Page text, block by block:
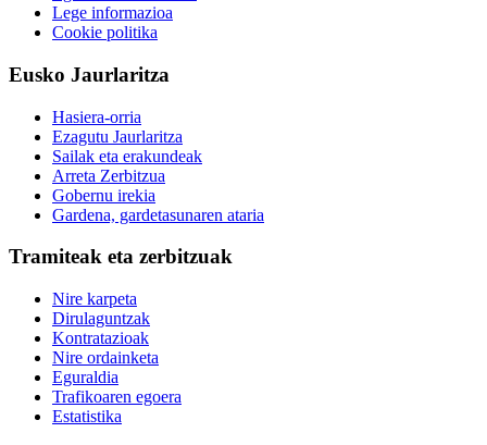
Lege informazioa
Cookie politika
Eusko Jaurlaritza
Hasiera-orria
Ezagutu Jaurlaritza
Sailak eta erakundeak
Arreta Zerbitzua
Gobernu irekia
Gardena, gardetasunaren ataria
Tramiteak eta zerbitzuak
Nire karpeta
Dirulaguntzak
Kontratazioak
Nire ordainketa
Eguraldia
Trafikoaren egoera
Estatistika